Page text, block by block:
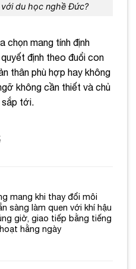
du học nghề Đức?
chọn mang tính định
định theo đuổi con
thân phù hợp hay không
không cần thiết và chủ
sắp tới.
mang khi thay đổi môi
sàng làm quen với khí hậu
giờ, giao tiếp bằng tiếng
hằng ngày